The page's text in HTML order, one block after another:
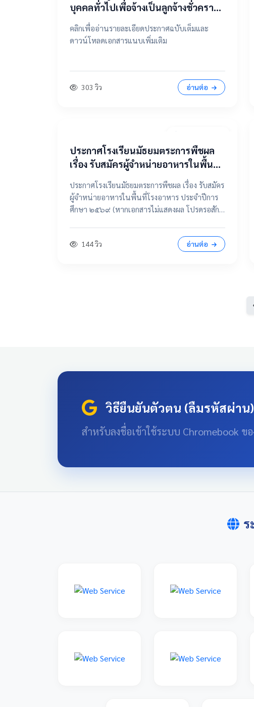
บุคคลทั่วไปเพื่อจ้างเป็นลูกจ้างชั่วคราว
ตำแหน่งแม่บ้าน/นักการภารโรง
คลิกเพื่ออ่านรายละเอียดประกาศฉบับเต็มและ
ดาวน์โหลดเอกสารแนบเพิ่มเติม
303 วิว อ่านต่อ
ประกาศโรงเรียนมัธยมตระการพืชผล
เรื่อง รับสมัครผู้จำหน่ายอาหารในพื้นที่
โรงอาหาร ประจำปีการศึกษา ๒๕๖๙
ประกาศโรงเรียนมัธยมตระการพืชผล เรื่อง รับสมัคร
ผู้จำหน่ายอาหารในพื้นที่โรงอาหาร ประจำปีการ
ศึกษา ๒๕๖๙ (หากเอกสารไม่แสดงผล โปรดรอสัก
ไฟล์ต้นฉบับ
144 วิว อ่านต่อ
วิธียืนยันตัวตน (ลืมรหัสผ่าน)
สำหรับลงชื่อเข้าใช้ระบบ Chromebook ขอ
ร